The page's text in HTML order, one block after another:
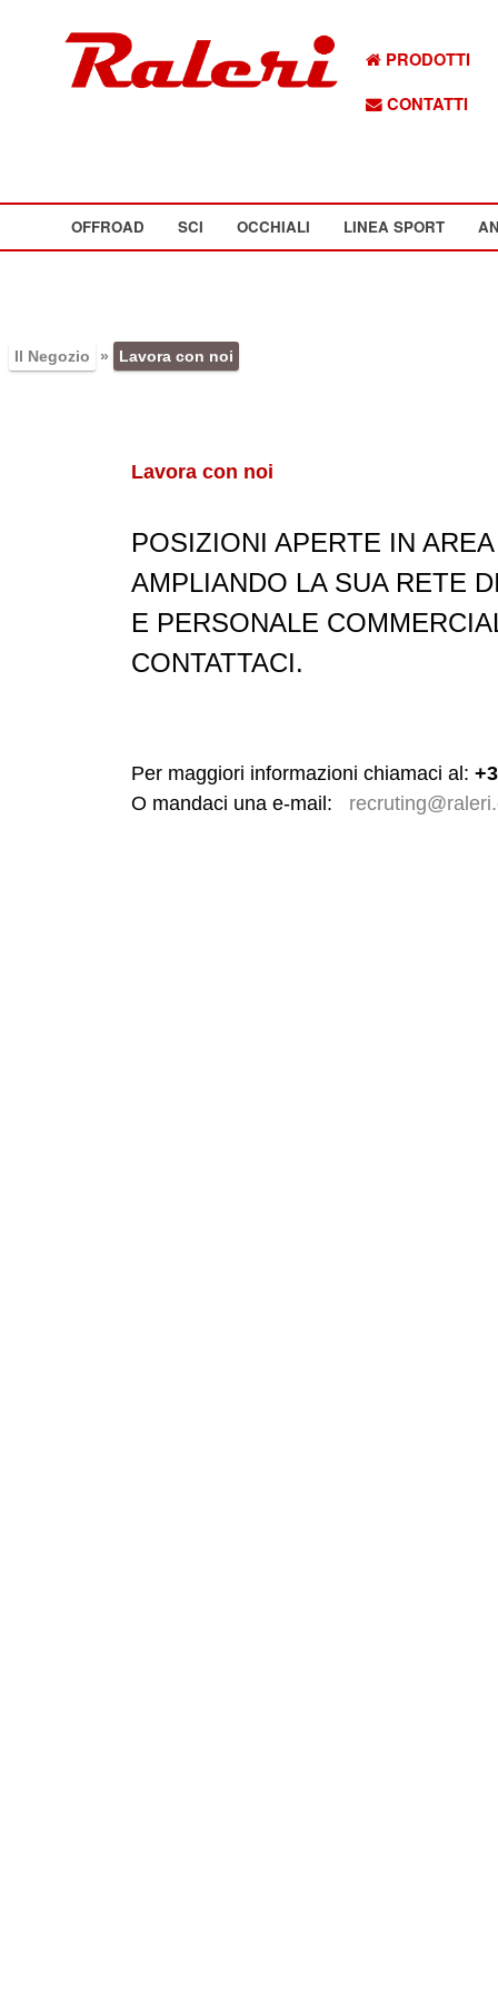
PRODOTTI
CONTATTI
OFFROAD SCI OCCHIALI LINEA SPORT
Il Negozio » Lavora con noi
Lavora con noi
POSIZIONI APERTE IN
AMPLIANDO LA SUA RETE
E PERSONALE
CONTATTACI.
Per maggiori informazioni chiamaci al:
O mandaci una e-mail: